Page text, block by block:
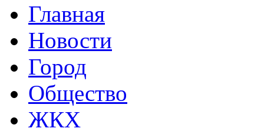
Главная
Новости
Город
Общество
ЖКХ